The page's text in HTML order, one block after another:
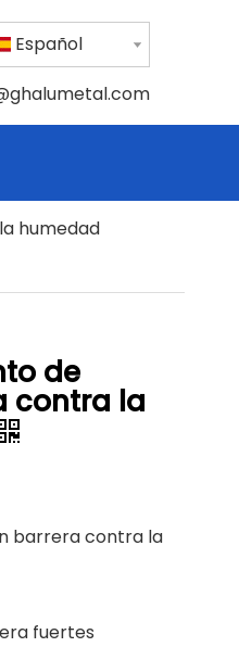
Español
humedad
de
contra la
barrera contra la
fuertes